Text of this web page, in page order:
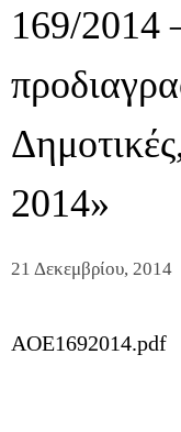
169/2014
2014»
21 Δεκεμβρίου, 2014
AOE1692014.pdf